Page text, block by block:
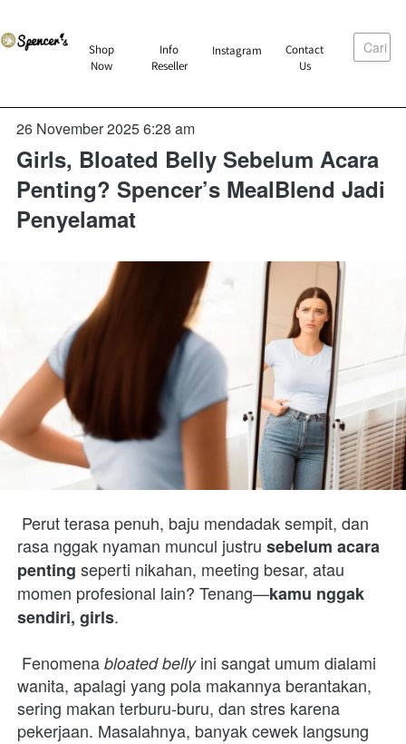
`
Shop
Now
` Info
Reseller
`Instagram `
Contact
Us
Cari
26 November 2025 6:28 am
Girls, Bloated Belly Sebelum Acara
Penting? Spencer’s MealBlend Jadi
Penyelamat
rasa nggak nyaman muncul justru sebelum acara
penting seperti nikahan, meeting besar, atau
momen profesional lain? Tenang—kamu nggak
sendiri, girls.
Fenomena bloated belly ini sangat umum dialami
wanita, apalagi yang pola makannya berantakan,
sering makan terburu-buru, dan stres karena
pekerjaan. Masalahnya, banyak cewek langsung